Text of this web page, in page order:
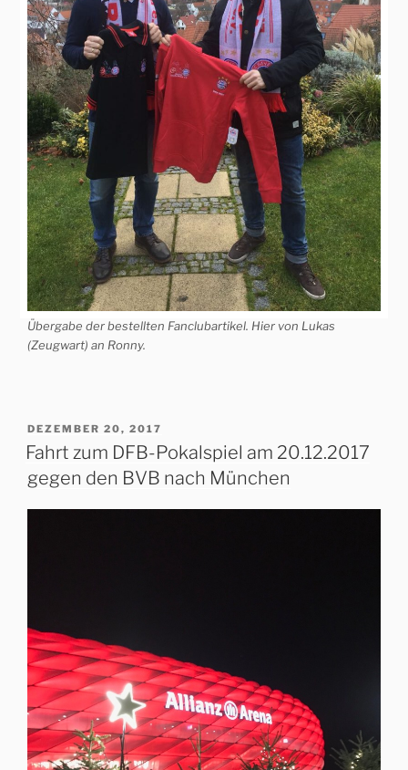
Übergabe der bestellten Fanclubartikel. Hier von Lukas
(Zeugwart) an Ronny.
VERÖFFENTLICHT
AM
DEZEMBER 20, 2017
Fahrt zum DFB-Pokalspiel am 20.12.2017
gegen den BVB nach München